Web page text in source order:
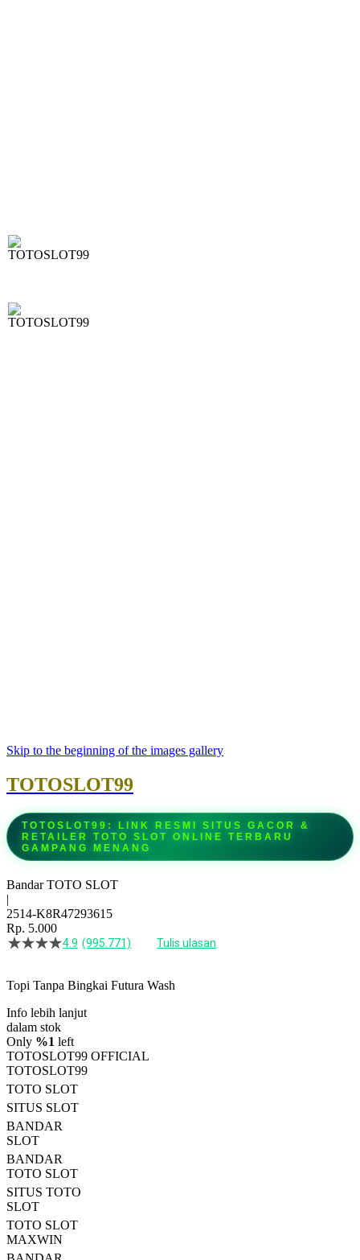
Skip to the beginning of the images gallery
TOTOSLOT99
TOTOSLOT99: LINK RESMI SITUS GACOR &
RETAILER TOTO SLOT ONLINE TERBARU
GAMPANG MENANG
Bandar TOTO SLOT
|
2514-K8R47293615
Rp. 5.000
4.5
bintang,
rating
rata-
rata.
Read
13
Reviews.
Tautan
halaman
yang
sama.
4.9 (995.771) Tulis ulasan
Topi Tanpa Bingkai Futura Wash
Info lebih lanjut
dalam stok
Only %1 left
TOTOSLOT99 OFFICIAL
TOTOSLOT99
TOTO SLOT
SITUS SLOT
BANDAR
SLOT
BANDAR
TOTO SLOT
SITUS TOTO
SLOT
TOTO SLOT
MAXWIN